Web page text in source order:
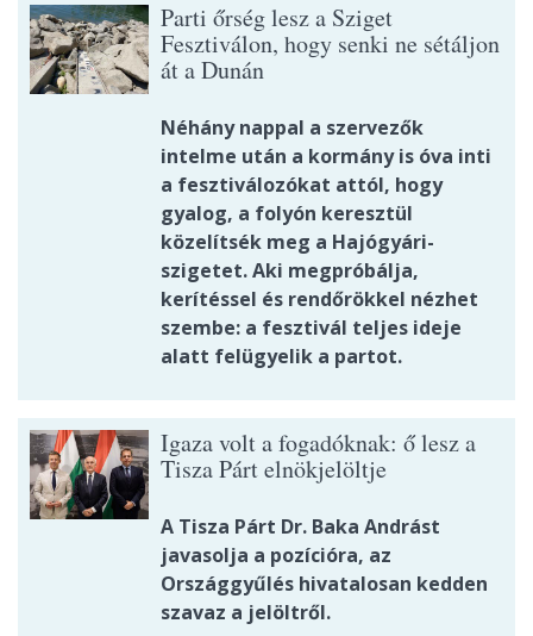
Parti őrség lesz a Sziget
Fesztiválon, hogy senki ne sétáljon
át a Dunán
Néhány nappal a szervezők
intelme után a kormány is óva inti
a fesztiválozókat attól, hogy
gyalog, a folyón keresztül
közelítsék meg a Hajógyári-
szigetet. Aki megpróbálja,
kerítéssel és rendőrökkel nézhet
szembe: a fesztivál teljes ideje
alatt felügyelik a partot.
Igaza volt a fogadóknak: ő lesz a
Tisza Párt elnökjelöltje
A Tisza Párt Dr. Baka Andrást
javasolja a pozícióra, az
Országgyűlés hivatalosan kedden
szavaz a jelöltről.